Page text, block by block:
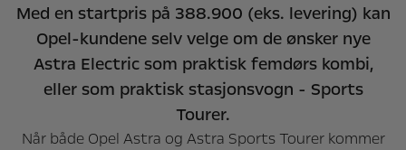
Med en startpris på 388.900 (eks. levering) kan
Opel-kundene selv velge om de ønsker nye
Astra Electric som praktisk femdørs kombi,
eller som praktisk stasjonsvogn - Sports
Tourer.
Når både Opel Astra og Astra Sports Tourer kommer